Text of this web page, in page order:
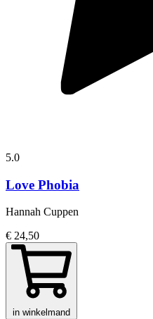
5.0
Love Phobia
Hannah Cuppen
€ 24,50
in winkelmand